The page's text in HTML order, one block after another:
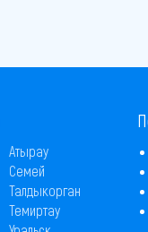
Атырау
Семей
Талдыкорган
Темиртау